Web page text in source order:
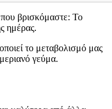
που βρισκόμαστε: Το
ημέρας.
το μεταβολισμό μας
γεύμα.